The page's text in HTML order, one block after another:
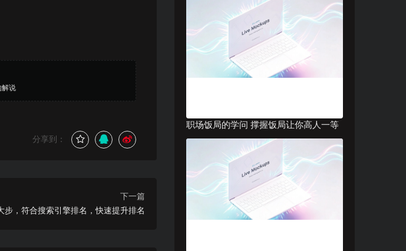
解说
分享到：
下一篇
步，符合搜索引擎排名，快速提升排名
职场饭局的学问 撑握饭局让你高人一等